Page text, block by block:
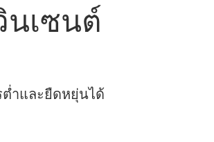
นเซนต์
ต่ำและยืดหยุ่นได้